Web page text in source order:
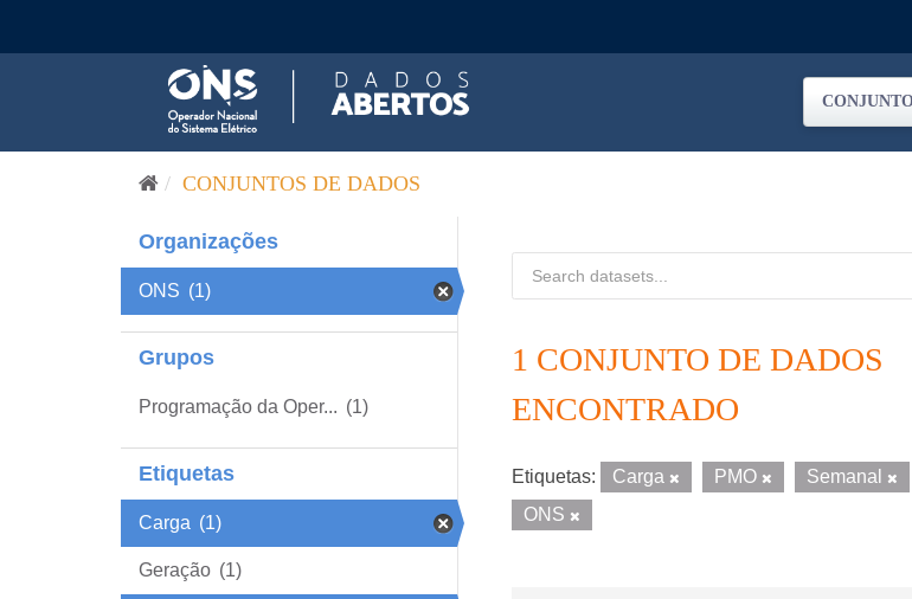
CONJUNTOS DE DADOS
Organizações
ONS (1)
Grupos
Programação da Oper... (1)
Etiquetas
Carga (1)
Geração (1)
1 CONJUNTO DE DADOS
ENCONTRADO
Etiquetas: Carga PMO Semanal
ONS